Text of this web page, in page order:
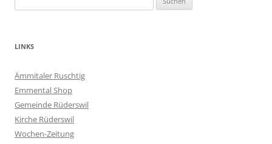
nach:
LINKS
Ämmitaler Ruschtig
Emmental Shop
Gemeinde Rüderswil
Kirche Rüderswil
Wochen-Zeitung